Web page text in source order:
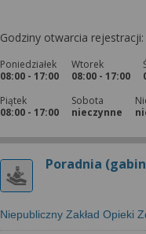
Godziny otwarcia rejestracji:
Poniedziałek
08:00 - 17:00
Wtorek
08:00 - 17:00
Piątek
08:00 - 17:00
Sobota
nieczynne
Poradnia
Niepubliczny Zakład Opieki